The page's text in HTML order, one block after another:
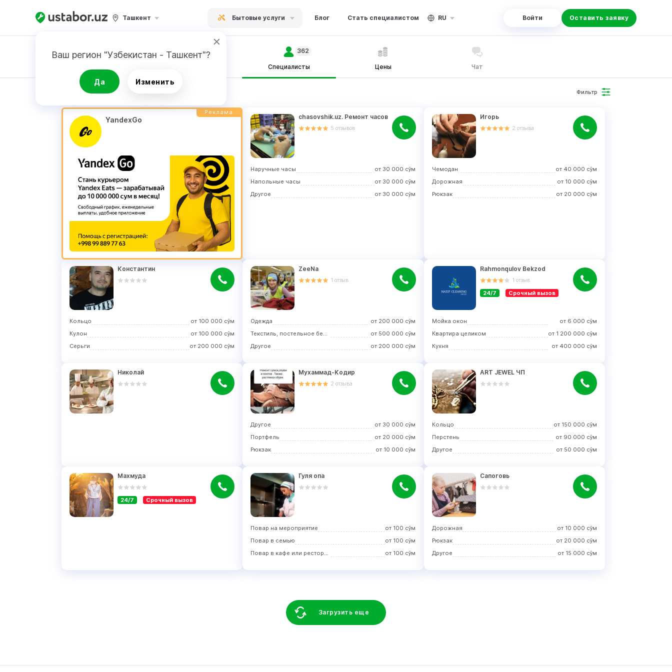
Ташкент Бытовые услуги Блог Стать специалистом RU Войти Оставить заявку
Ваш регион "Узбекистан - Ташкент"?
Да Изменить
Специалисты
362
Цены Чат
РЕЗУЛЬТАТ Фильтр
Реклама
YandexGo chasovshik.uz. Ремонт часов
5отзывов
Наручные часы от 30 000 сўм
Напольные часы
от 30 000 сўм
Другое
от 30 000 сўм
Игорь
2 отзыва
Чемодан от 40 000 сўм
Дорожная
от 10 000 сўм
Рюкзак
от 20 000 сўм
Константин
Кольцо от 100 000 сўм
Кулон
от 100 000 сўм
Серьги
от 200 000 сўм
ZeeNa
1отзыв
Одежда от 200 000 сўм
Текстиль, постельное бельё
от 500 000 сўм
Другое
от 200 000 сўм
Rahmonqulov Bekzod
1 отзыв
24/7 Срочный вызов
Мойка окон от 6 000 сўм
Квартира целиком
от 1 200 000 сўм
Кухня
от 400 000 сўм
Николай Мухаммад-Кодир
2отзыва
Другое от 30 000 сўм
Портфель
от 20 000 сўм
Рюкзак
от 10 000 сўм
ART JEWEL ЧП
Кольцо от 150 000 сўм
Перстень
от 90 000 сўм
Другое
от 50 000 сўм
Махмуда
24/7 Срочный вызов
Гуля опа
Повар на мероприятие от 100 сўм
Повар в семью
от 100 сўм
Повар в кафе или ресторан
от 100 сўм
Сапоговь
Дорожная от 10 000 сўм
Рюкзак
от 20 000 сўм
Другое
от 15 000 сўм
Загрузить еще